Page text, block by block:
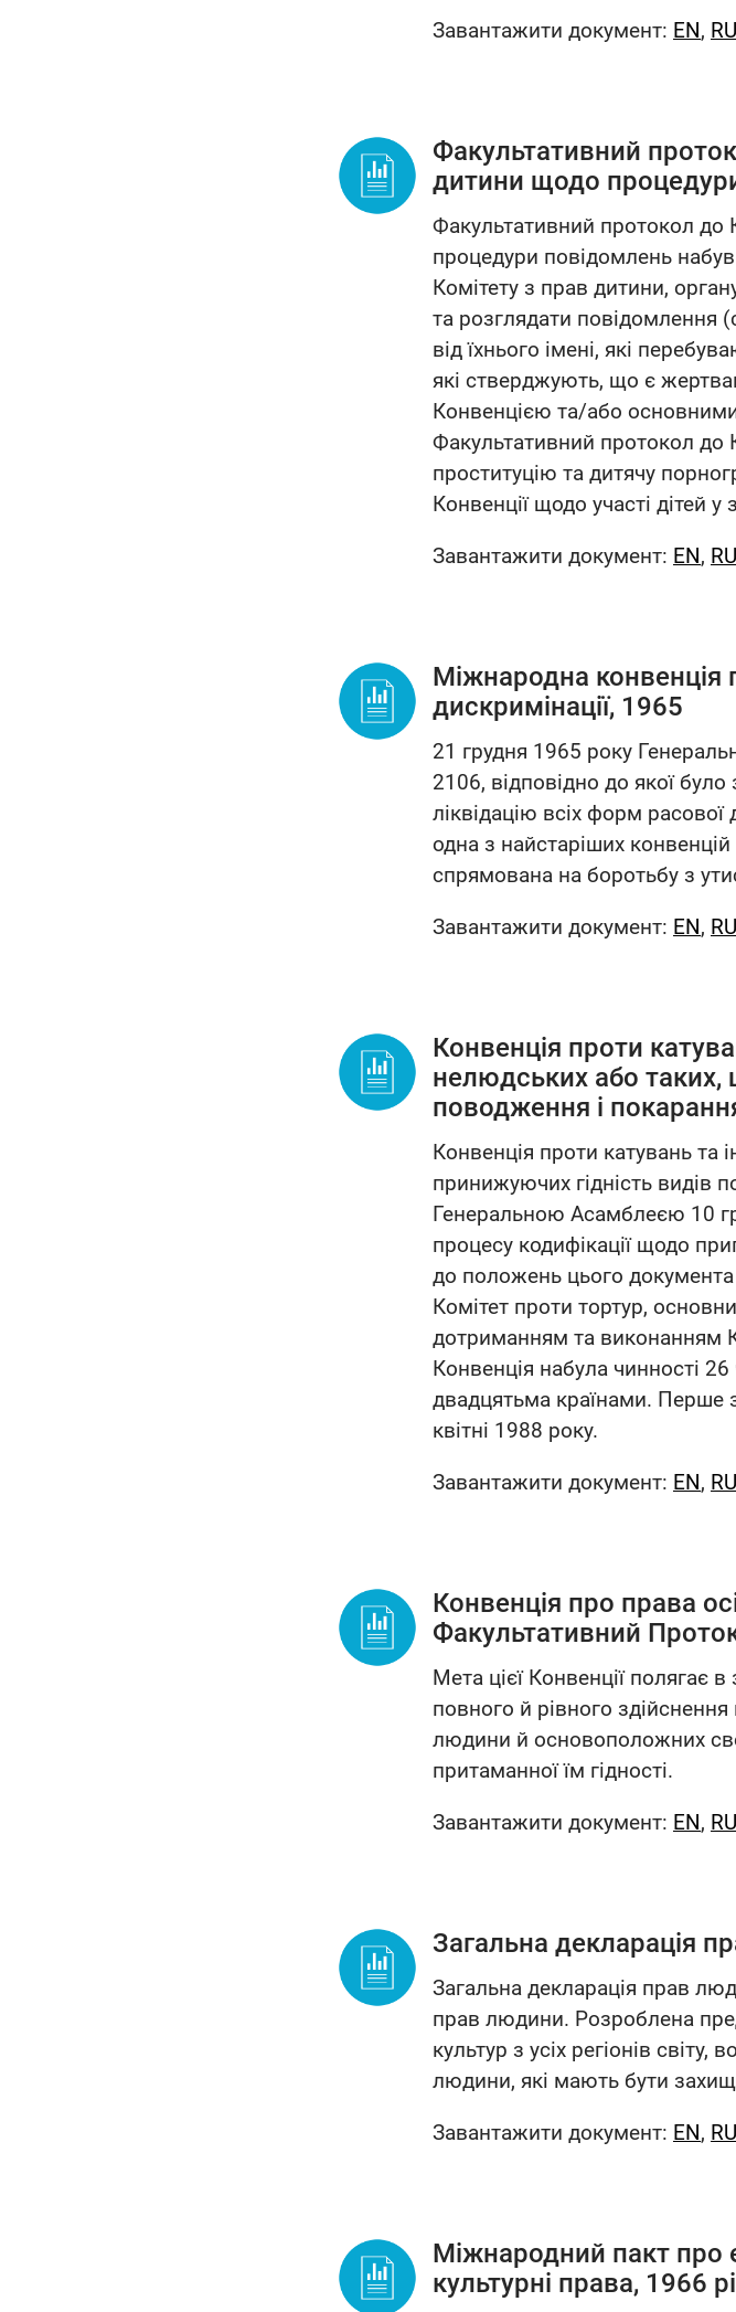
Завантажити документ: EN, RU
Факультативний
дитини щодо
Факультативний протокол до
процедури повідомлень
Комітету з прав дитини,
та розглядати повідомлення
від їхнього імені, які
які стверджують, що є
Конвенцією та/або
Факультативний протокол до
проституцію та дитячу
Конвенції щодо участі дітей
Завантажити документ: EN, RU
Міжнародна конвенція
дискримінації, 1965
21 грудня 1965 року
2106, відповідно до якої
ліквідацію всіх форм
одна з найстаріших
спрямована на боротьбу з
Завантажити документ: EN, RU
Конвенція проти
нелюдських або таких,
поводження і
Конвенція проти катувань
принижуючих гідність видів
Генеральною Асамблеєю 10
процесу кодифікації щодо
до положень цього
Комітет проти тортур,
дотриманням та виконанням
Конвенція набула чинності 26
двадцятьма країнами. Перше
квітні 1988 року.
Завантажити документ: EN, RU
Конвенція про права
Факультативний
Мета цієї Конвенції полягає в
повного й рівного
людини й основоположних
притаманної їм гідності.
Завантажити документ: EN, RU
Загальна декларація
Загальна декларація прав
прав людини. Розроблена
культур з усіх регіонів
людини, які мають бути
Завантажити документ: EN, RU
Міжнародний пакт про
культурні права, 1966